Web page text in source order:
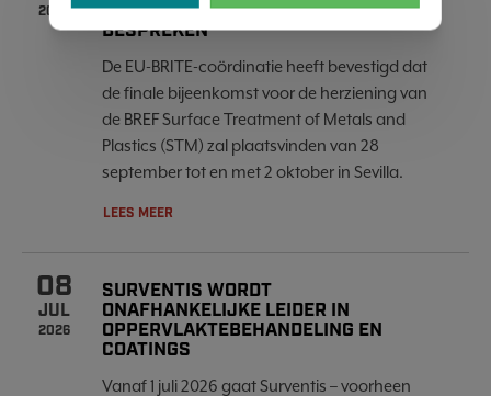
2026
VAN NIEUWE BAT-CONCLUSIES TE
BESPREKEN
De EU-BRITE-coördinatie heeft bevestigd dat
de finale bijeenkomst voor de herziening van
de BREF Surface Treatment of Metals and
Plastics (STM) zal plaatsvinden van 28
september tot en met 2 oktober in Sevilla.
LEES MEER
08
JUL
2026
SURVENTIS WORDT
ONAFHANKELIJKE LEIDER IN
OPPERVLAKTEBEHANDELING EN
COATINGS
Vanaf 1 juli 2026 gaat Surventis – voorheen